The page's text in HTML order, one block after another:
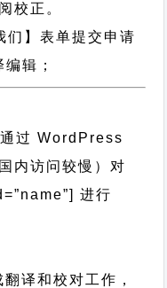
校正。
们】表单提交申请
辑；
通过WordPress
内访问较慢）对
进行
译和校对工作，